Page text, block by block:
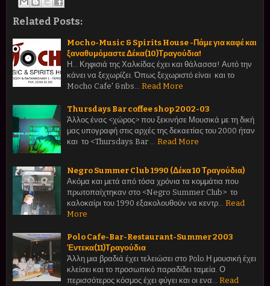
Related Posts:
Mocho-Music & Spirits House -Πάμε για καφέ και
ξαναθυμόμαστε Δέκα(10)Τραγούδια!
Η... Κηφισιά της Χαλκίδας έχει και θάλασσα! Αυτό την
κάνει να ξεχωρίζει. Όπως ξεχωριστό είναι και το
Mocho Cafe' &nbs… Read More
Thursdays Bar coffee shop 2002-03
Άλλος ένας <χώρος> που ξεκινήσε Μουσικά με τη δική
μας υπογραφή στις αρχές της δεκαετίας του 2000 ήταν
και το <Thursdays Bar … Read More
Negro Summer Club 1990 (Δέκα 10 Τραγούδια)
Ακόμα και μετά από τόσα χρόνια τα κομμάτια που
πρωτοπαίχτηκαν στο <Negro Summer Club> το
καλοκαίρι του 1990 εξακολουθούν να κεντρ… Read
More
Polo Cafe-Bar-Restaurant-Summer 2003
Έντεκα(11)Τραγούδια
Άλλη μια βραδιά έχει τελειώσει στο Polo.Η μουσική έχει
κλείσει και το προσωπικό παραδίδει ταμεία. Ο
περισσότερος κόσμος έχει φύγει και οι ενα… Read